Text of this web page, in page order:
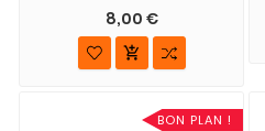
8,00 €

BON PLAN !